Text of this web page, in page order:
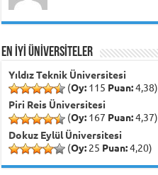
EN İYİ ÜNİVERSİTELER
Yıldız Teknik Üniversitesi
(Oy: 115 Puan:4,38)
Piri Reis Üniversitesi
(Oy: 167 Puan:4,37)
Dokuz Eylül Üniversitesi
(Oy: 25 Puan:4,20)